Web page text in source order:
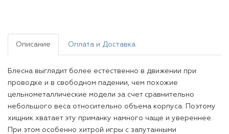
Описание Оплата и Доставка
Блесна выглядит более естественно в движении при
проводке и в свободном падении, чем похожие
цельнометаллические модели за счет сравнительно
небольшого веса относительно объема корпуса. Поэтому
хищник хватает эту приманку намного чаще и увереннее.
При этом особенно хитрой игры с запутанными